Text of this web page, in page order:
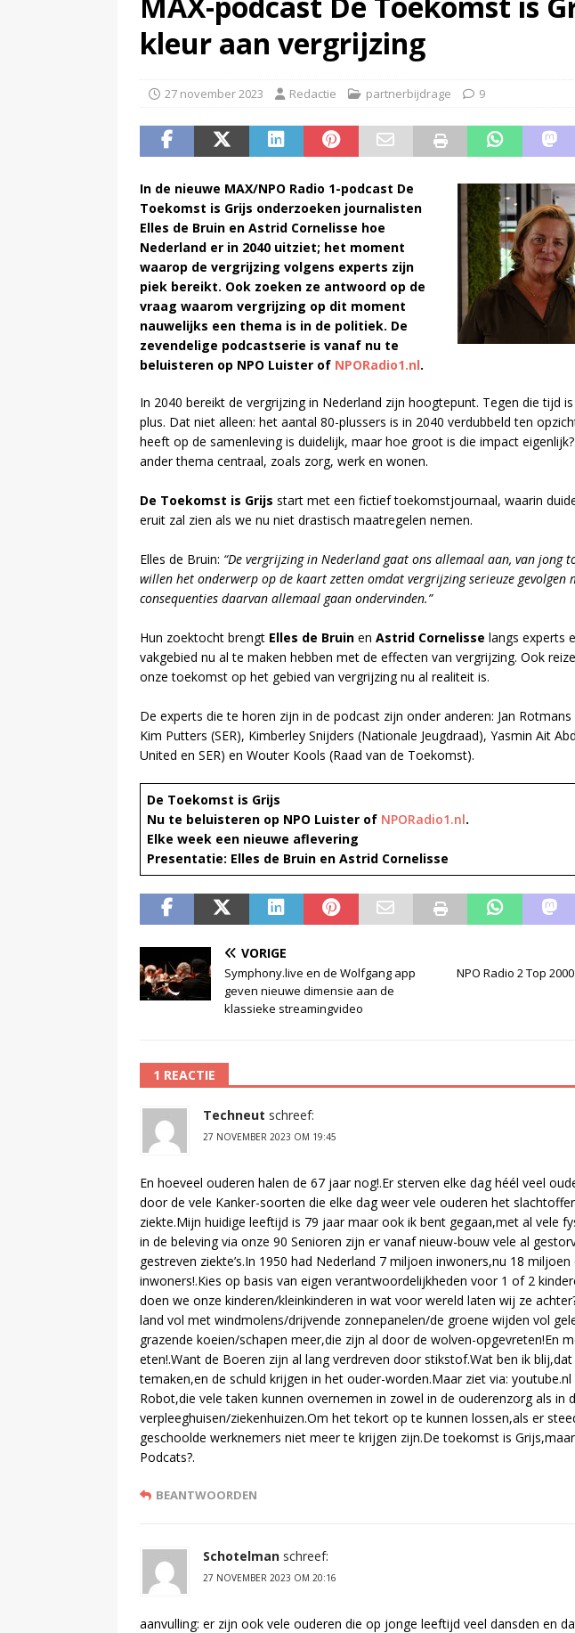
kleur aan vergrijzing
27 november 2023 Redactie partnerbijdrage 9
In de nieuwe MAX/NPO Radio 1-podcast De
Toekomst is Grijs onderzoeken journalisten
Elles de Bruin en Astrid Cornelisse hoe
Nederland er in 2040 uitziet; het moment
waarop de vergrijzing volgens experts zijn
piek bereikt. Ook zoeken ze antwoord op de
vraag waarom vergrijzing op dit moment
nauwelijks een thema is in de politiek. De
zevendelige podcastserie is vanaf nu te
beluisteren op NPO Luister of NPORadio1.nl.
In 2040 bereikt de vergrijzing in Nederland zijn hoogtepunt. Tegen die tijd
plus. Dat niet alleen: het aantal 80-plussers is in 2040 verdubbeld ten
heeft op de samenleving is duidelijk, maar hoe groot is die impact
ander thema centraal, zoals zorg, werk en wonen.
De Toekomst is Grijs start met een fictief toekomstjournaal, waarin
eruit zal zien als we nu niet drastisch maatregelen nemen.
Elles de Bruin: “De vergrijzing in Nederland gaat ons allemaal aan, van jong
willen het onderwerp op de kaart zetten omdat vergrijzing serieuze gevolgen
consequenties daarvan allemaal gaan ondervinden.”
Hun zoektocht brengt Elles de Bruin en Astrid Cornelisse langs experts
vakgebied nu al te maken hebben met de effecten van vergrijzing. Ook
onze toekomst op het gebied van vergrijzing nu al realiteit is.
De experts die te horen zijn in de podcast zijn onder anderen: Jan
Kim Putters (SER), Kimberley Snijders (Nationale Jeugdraad), Yasmin Ait
United en SER) en Wouter Kools (Raad van de Toekomst).
De Toekomst is Grijs
Nu te beluisteren op NPO Luister of NPORadio1.nl.
Elke week een nieuwe aflevering
Presentatie: Elles de Bruin en Astrid Cornelisse
VORIGE
Symphony.live en de Wolfgang app
geven nieuwe dimensie aan de
klassieke streamingvideo
NPO Radio 2 Top
1 REACTIE
Techneut schreef:
27 NOVEMBER 2023 OM 19:45
En hoeveel ouderen halen de 67 jaar nog!.Er sterven elke dag héél veel
door de vele Kanker-soorten die elke dag weer vele ouderen het
ziekte.Mijn huidige leeftijd is 79 jaar maar ook ik bent gegaan,met al vele
in de beleving via onze 90 Senioren zijn er vanaf nieuw-bouw vele al
gestreven ziekte’s.In 1950 had Nederland 7 miljoen inwoners,nu 18
inwoners!.Kies op basis van eigen verantwoordelijkheden voor 1 of 2
doen we onze kinderen/kleinkinderen in wat voor wereld laten wij ze
land vol met windmolens/drijvende zonnepanelen/de groene wijden vol
grazende koeien/schapen meer,die zijn al door de wolven-opgevreten!En
eten!.Want de Boeren zijn al lang verdreven door stikstof.Wat ben ik
temaken,en de schuld krijgen in het ouder-worden.Maar ziet via:
Robot,die vele taken kunnen overnemen in zowel in de ouderenzorg als in
verpleeghuisen/ziekenhuizen.Om het tekort op te kunnen lossen,als er
geschoolde werknemers niet meer te krijgen zijn.De toekomst is
Podcats?.
BEANTWOORDEN
Schotelman schreef:
27 NOVEMBER 2023 OM 20:16
aanvulling: er zijn ook vele ouderen die op jonge leeftijd veel dansden en